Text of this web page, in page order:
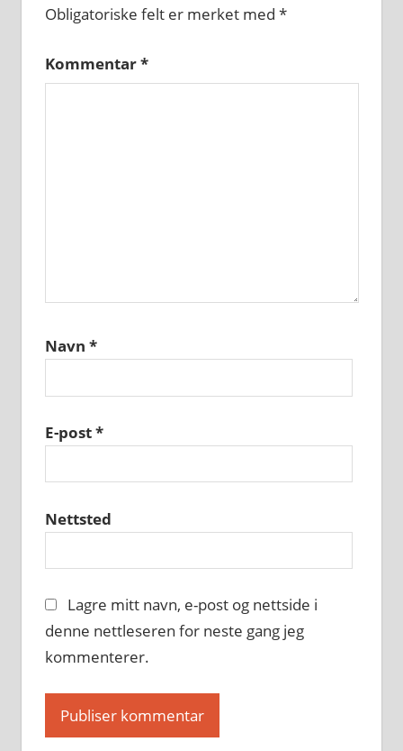
Obligatoriske felt er merket med *
Kommentar*
Navn *
E-post*
Nettsted
Lagre mitt navn, e-post og nettside i
denne nettleseren for neste gang jeg
kommenterer.